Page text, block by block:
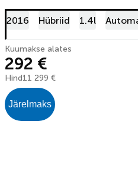
2016 Hübriid 1.4l
Kuumakse alates
292 €
Hind11 299 €
Järelmaks